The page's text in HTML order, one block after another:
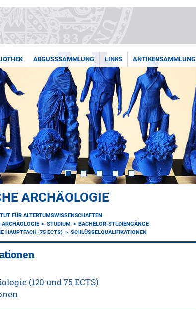
ABGUSSSAMMLUNG LINKS ANTIKENSAMMLUNG
ARCHÄOLOGIE
FÜR ALTERTUMSWISSENSCHAFTEN
ARCHÄOLOGIE
STUDIUM
BACHELOR-STUDIENGÄNGE
HAUPTFACH (75 ECTS)
SCHLÜSSELQUALIFIKATIONEN
(120 und 75 ECTS)